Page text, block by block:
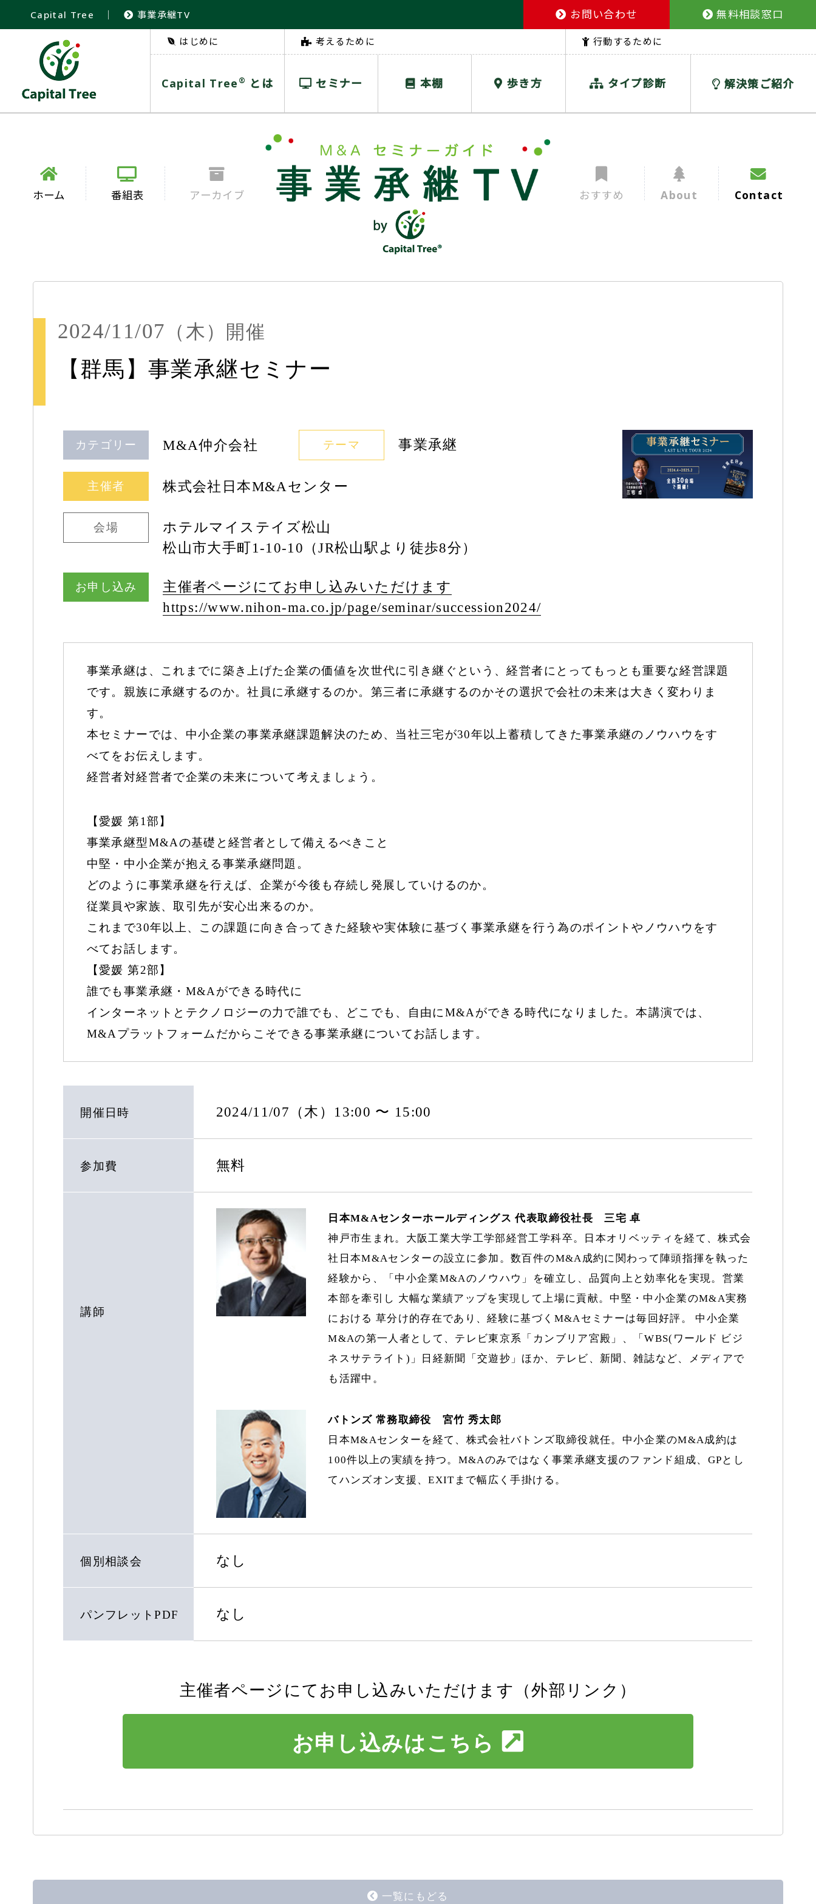
Capital Tree ｜ 事業承継TV お問い合わせ 無料相談窓口
はじめに
Capital Tree ® とは
考えるために
セミナー 本棚 歩き方
行動するために
タイプ診断 解決策ご紹介
ホーム 番組表 アーカイブ おすすめ About Contact
2024/11/07 （木） 開催
【群馬】事業承継セミナー
カテゴリー M&A仲介会社 テーマ 事業承継
主催者 株式会社日本M&Aセンター
会場
ホテルマイステイズ松山
松山市大手町1-10-10（JR松山駅より徒歩8分）
お申し込み
主催者ページにてお申し込みいただけます
https://www.nihon-ma.co.jp/page/seminar/succession2024/
事業承継は、これまでに築き上げた企業の価値を次世代に引き継ぐという、経営者にとってもっとも重要な経営課題
です。親族に承継するのか。社員に承継するのか。第三者に承継するのかその選択で会社の未来は大きく変わりま
す。
本セミナーでは、中小企業の事業承継課題解決のため、当社三宅が30年以上蓄積してきた事業承継のノウハウをす
べてをお伝えします。
経営者対経営者で企業の未来について考えましょう。
【愛媛 第1部】
事業承継型M&Aの基礎と経営者として備えるべきこと
中堅・中小企業が抱える事業承継問題。
どのように事業承継を行えば、企業が今後も存続し発展していけるのか。
従業員や家族、取引先が安心出来るのか。
これまで30年以上、この課題に向き合ってきた経験や実体験に基づく事業承継を行う為のポイントやノウハウをす
べてお話します。
【愛媛 第2部】
誰でも事業承継・M&Aができる時代に
インターネットとテクノロジーの力で誰でも、どこでも、自由にM&Aができる時代になりました。本講演では、
M&Aプラットフォームだからこそできる事業承継についてお話します。
開催日時 2024/11/07（木）13:00 〜 15:00
参加費 無料
講師
日本M&Aセンターホールディングス 代表取締役社長 三宅 卓
神戸市生まれ。大阪工業大学工学部経営工学科卒。日本オリベッティを経て、株式会
社日本M&Aセンターの設立に参加。数百件のM&A成約に関わって陣頭指揮を執った
経験から、「中小企業M&Aのノウハウ」を確立し、品質向上と効率化を実現。営業
本部を牽引し 大幅な業績アップを実現して上場に貢献。中堅・中小企業のM&A実務
における 草分け的存在であり、経験に基づくM&Aセミナーは毎回好評。 中小企業
M&Aの第一人者として、テレビ東京系「カンブリア宮殿」、「WBS(ワールド ビジ
ネスサテライト)」日経新聞「交遊抄」ほか、テレビ、新聞、雑誌など、メディアで
も活躍中。
バトンズ 常務取締役 宮竹 秀太郎
日本M&Aセンターを経て、株式会社バトンズ取締役就任。中小企業のM&A成約は
100件以上の実績を持つ。M&Aのみではなく事業承継支援のファンド組成、GPとし
てハンズオン支援、EXITまで幅広く手掛ける。
個別相談会 なし
パンフレットPDF なし
主催者ページにてお申し込みいただけます（外部リンク）
お申し込みはこちら
一覧にもどる